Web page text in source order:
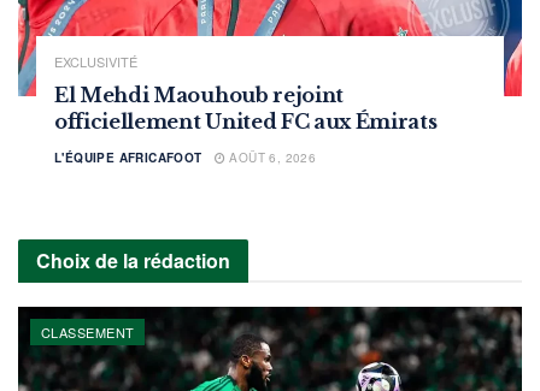
EXCLUSIVITÉ
El Mehdi Maouhoub rejoint
officiellement United FC aux Émirats
L'ÉQUIPE AFRICAFOOT AOÛT 6, 2026
Choix de la rédaction
CLASSEMENT